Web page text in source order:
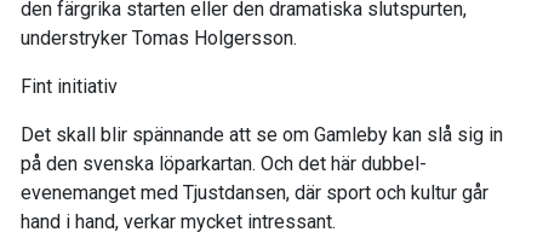
den färgrika starten eller den dramatiska slutspurten,
understryker Tomas Holgersson.
Fint initiativ
Det skall blir spännande att se om Gamleby kan slå sig in
på den svenska löparkartan. Och det här dubbel-
evenemanget med Tjustdansen, där sport och kultur går
hand i hand, verkar mycket intressant.